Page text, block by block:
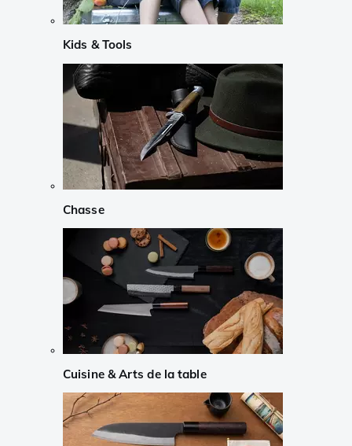
Kids & Tools
Chasse
Cuisine & Arts de la table